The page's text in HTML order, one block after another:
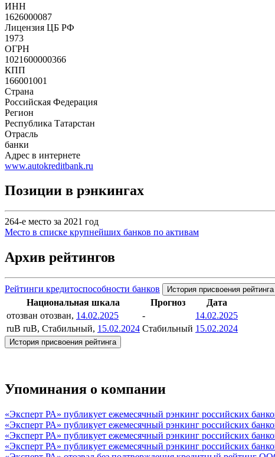
ИНН
1626000087
Лицензия ЦБ РФ
1973
ОГРН
1021600000366
КПП
166001001
Страна
Российская Федерация
Регион
Республика Татарстан
Отрасль
банки
Адрес в интернете
www.autokreditbank.ru
Позиции в рэнкингах
264-е место за 2021 год
Место в списке крупнейших банков по активам
Архив рейтингов
Рейтинги кредитоспособности банков История присвоения рейтинга
Национальная шкала Прогноз
Дата
отозван отозван, 14.02.2025 -
14.02.2025
ruB ruB, Стабильный, 15.02.2024 Стабильный 15.02.2024
История присвоения рейтинга
Упоминания о компании
«Эксперт РА» публикует ежемесячный рэнкинг российских
«Эксперт РА» публикует ежемесячный рэнкинг российских
«Эксперт РА» публикует ежемесячный рэнкинг российских
«Эксперт РА» публикует ежемесячный рэнкинг российских